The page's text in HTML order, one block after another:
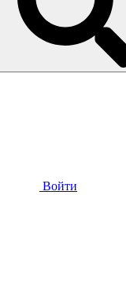
Войти